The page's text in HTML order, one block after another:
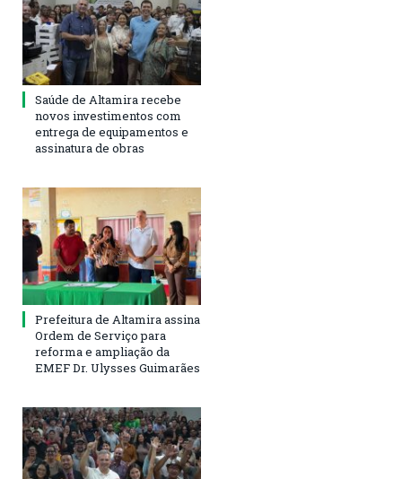
Saúde de Altamira recebe
novos investimentos com
entrega de equipamentos e
assinatura de obras
Prefeitura de Altamira assina
Ordem de Serviço para
reforma e ampliação da
EMEF Dr. Ulysses Guimarães